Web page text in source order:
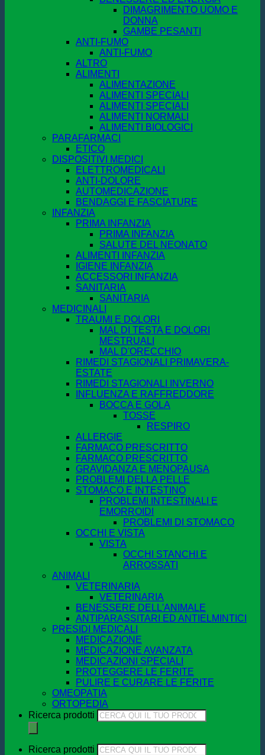
DIMAGRIMENTO UOMO E
DONNA
GAMBE PESANTI
ANTI-FUMO
ANTI-FUMO
ALTRO
ALIMENTI
ALIMENTAZIONE
ALIMENTI SPECIALI
ALIMENTI SPECIALI
ALIMENTI NORMALI
ALIMENTI BIOLOGICI
PARAFARMACI
ETICO
DISPOSITIVI MEDICI
ELETTROMEDICALI
ANTI-DOLORE
AUTOMEDICAZIONE
BENDAGGI E FASCIATURE
INFANZIA
PRIMA INFANZIA
PRIMA INFANZIA
SALUTE DEL NEONATO
ALIMENTI INFANZIA
IGIENE INFANZIA
ACCESSORI INFANZIA
SANITARIA
SANITARIA
MEDICINALI
TRAUMI E DOLORI
MAL DI TESTA E DOLORI
MESTRUALI
MAL D'ORECCHIO
RIMEDI STAGIONALI PRIMAVERA-
ESTATE
RIMEDI STAGIONALI INVERNO
INFLUENZA E RAFFREDDORE
BOCCA E GOLA
TOSSE
RESPIRO
ALLERGIE
FARMACO PRESCRITTO
FARMACO PRESCRITTO
GRAVIDANZA E MENOPAUSA
PROBLEMI DELLA PELLE
STOMACO E INTESTINO
PROBLEMI INTESTINALI E
EMORROIDI
PROBLEMI DI STOMACO
OCCHI E VISTA
VISTA
OCCHI STANCHI E
ARROSSATI
ANIMALI
VETERINARIA
VETERINARIA
BENESSERE DELL'ANIMALE
ANTIPARASSITARI ED ANTIELMINTICI
PRESIDI MEDICALI
MEDICAZIONE
MEDICAZIONE AVANZATA
MEDICAZIONI SPECIALI
PROTEGGERE LE FERITE
PULIRE E CURARE LE FERITE
OMEOPATIA
ORTOPEDIA
Ricerca prodotti
Ricerca prodotti